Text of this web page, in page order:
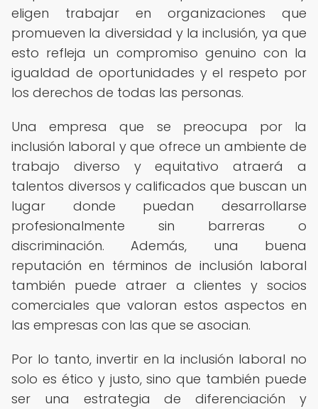
eligen trabajar en organizaciones que
promueven la diversidad y la inclusión, ya que
esto refleja un compromiso genuino con la
igualdad de oportunidades y el respeto por
los derechos de todas las personas.
Una empresa que se preocupa por la
inclusión laboral y que ofrece un ambiente de
trabajo diverso y equitativo atraerá a
talentos diversos y calificados que buscan un
lugar donde puedan desarrollarse
profesionalmente sin barreras o
discriminación. Además, una buena
reputación en términos de inclusión laboral
también puede atraer a clientes y socios
comerciales que valoran estos aspectos en
las empresas con las que se asocian.
Por lo tanto, invertir en la inclusión laboral no
solo es ético y justo, sino que también puede
ser una estrategia de diferenciación y